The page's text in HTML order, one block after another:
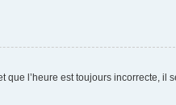
l’heure est toujours incorrecte,